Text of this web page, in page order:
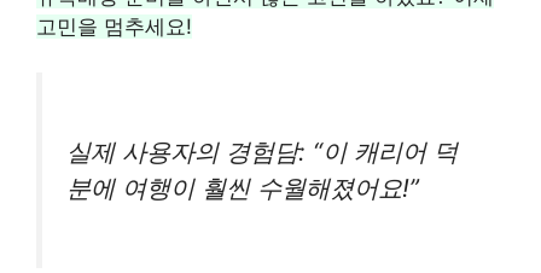
고민을 멈추세요!
실제 사용자의 경험담: “이 캐리어 덕
분에 여행이 훨씬 수월해졌어요!”